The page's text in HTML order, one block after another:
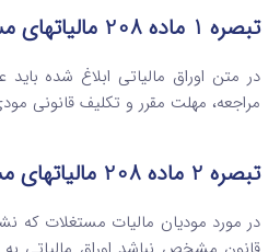
تبصره 1 ماده 208 مالیاتهای مستقیم
در متن اوراق مالیاتی ابلاغ شده
مراجعه‌، مهلت مقرر و تکلیف قانونی
تبصره 2 ماده 208 مالیاتهای مستقیم